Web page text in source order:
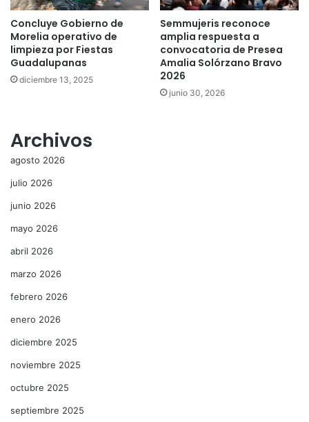
Concluye Gobierno de
Morelia operativo de
limpieza por Fiestas
Guadalupanas
diciembre 13, 2025
Semmujeris reconoce
amplia respuesta a
convocatoria de Presea
Amalia Solórzano Bravo
2026
junio 30, 2026
Archivos
agosto 2026
julio 2026
junio 2026
mayo 2026
abril 2026
marzo 2026
febrero 2026
enero 2026
diciembre 2025
noviembre 2025
octubre 2025
septiembre 2025